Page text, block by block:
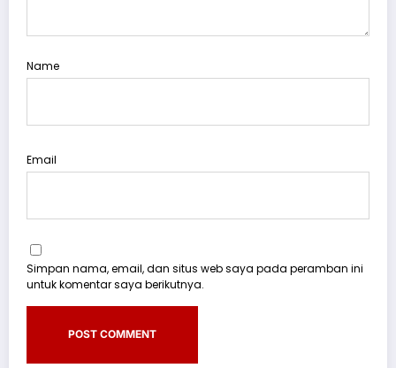
Name
Email
Simpan nama, email, dan situs web saya pada peramban ini
untuk komentar saya berikutnya.